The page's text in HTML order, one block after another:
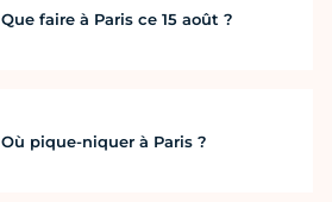
Que faire à Paris ce 15 août ?
Où pique-niquer à Paris ?